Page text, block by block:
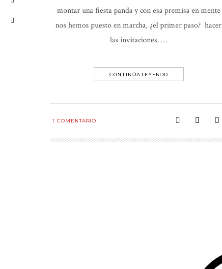
montar una fiesta panda y con esa premisa en mente
nos hemos puesto en marcha, ¿el primer paso? hacer
las invitaciones. …
CONTINÚA LEYENDO
1 COMENTARIO